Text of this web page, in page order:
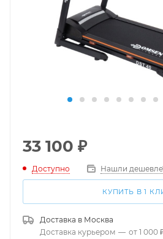
33 100 ₽
Доступно Нашли
КУПИТЬ В 1
Доставка в Москва
Доставка курьером — от 1 000